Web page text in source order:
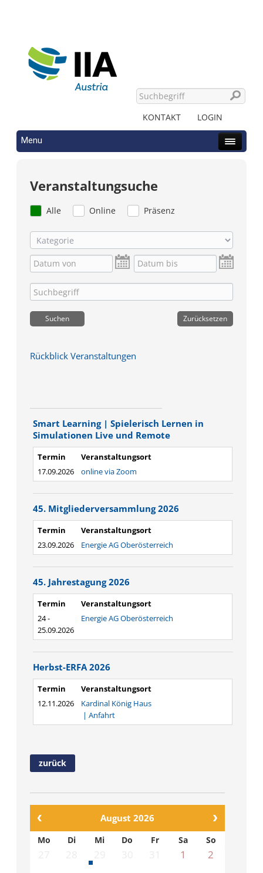
KONTAKT LOGIN
Menu
Veranstaltungsuche
Alle Online Präsenz
Rückblick Veranstaltungen
Smart Learning | Spielerisch Lernen in
Simulationen Live und Remote
Termin
Veranstaltungsort
17.09.2026
online via Zoom
45. Mitgliederversammlung 2026
Termin
Veranstaltungsort
23.09.2026
Energie AG Oberösterreich
45. Jahrestagung 2026
Termin
Veranstaltungsort
24 -
25.09.2026
Energie AG Oberösterreich
Herbst-ERFA 2026
Termin
Veranstaltungsort
12.11.2026
Kardinal König Haus
| Anfahrt
zurück
August 2026
Mo Di Mi Do Fr Sa So
1 2